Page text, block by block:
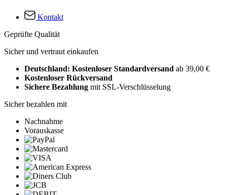
Kontakt
Geprüfte Qualität
Sicher und vertraut einkaufen
Deutschland: Kostenloser Standardversand ab 39,00 €
Kostenloser Rückversand
Sichere Bezahlung mit SSL-Verschlüsselung
Sicher bezahlen mit
Nachnahme
Vorauskasse